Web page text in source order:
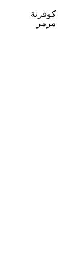
كوفرتة
مرمر